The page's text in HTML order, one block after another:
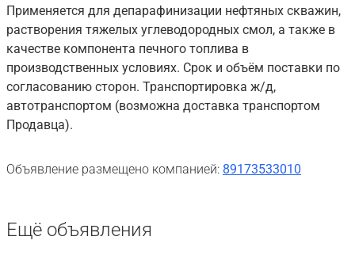
Применяется для депарафинизации нефтяных скважин,
растворения тяжелых углеводородных смол, а также в
качестве компонента печного топлива в
производственных условиях. Срок и объём поставки по
согласованию сторон. Транспортировка ж/д,
автотранспортом (возможна доставка транспортом
Продавца).
Объявление размещено компанией: 89173533010
Ещё объявления